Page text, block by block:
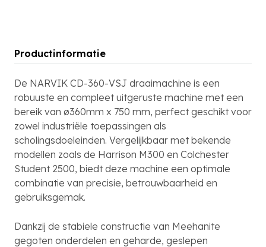
Productinformatie
De NARVIK CD-360-VSJ draaimachine is een
robuuste en compleet uitgeruste machine met een
bereik van ø360mm x 750 mm, perfect geschikt voor
zowel industriële toepassingen als
scholingsdoeleinden. Vergelijkbaar met bekende
modellen zoals de Harrison M300 en Colchester
Student 2500, biedt deze machine een optimale
combinatie van precisie, betrouwbaarheid en
gebruiksgemak.
Dankzij de stabiele constructie van Meehanite
gegoten onderdelen en geharde, geslepen